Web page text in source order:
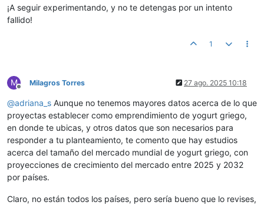
¡A seguir experimentando, y no te detengas por un intento
fallido!
1
M
Desconectado
Milagros Torres 27 ago. 2025 10:18
@adriana_s Aunque no tenemos mayores datos acerca de lo que
proyectas establecer como emprendimiento de yogurt griego,
en donde te ubicas, y otros datos que son necesarios para
responder a tu planteamiento, te comento que hay estudios
acerca del tamaño del mercado mundial de yogurt griego, con
proyecciones de crecimiento del mercado entre 2025 y 2032
por países.
Claro, no están todos los países, pero sería bueno que lo revises,